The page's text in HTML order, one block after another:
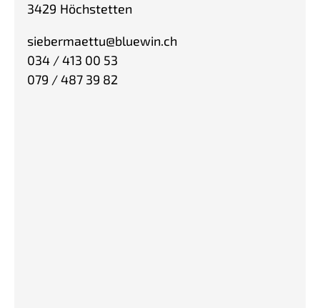
3429 Höchstetten
siebermaettu@bluewin.ch
034 / 413 00 53
079 / 487 39 82